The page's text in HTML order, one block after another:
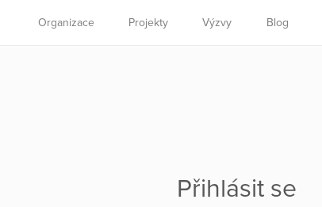
Organizace Projekty Výzvy Blog
Přihlásit se